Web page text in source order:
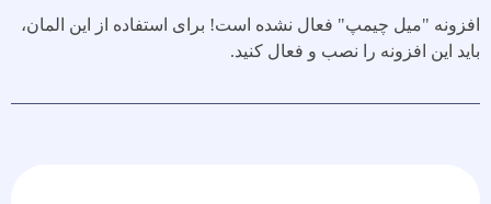
افزونه "میل چیمپ" فعال نشده است! برای استفاده از این المان،
باید این افزونه را نصب و فعال کنید.